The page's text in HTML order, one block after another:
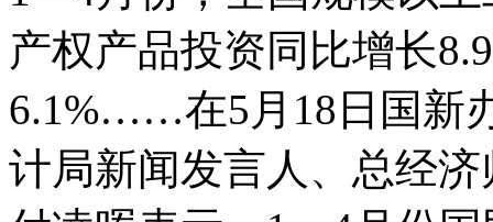
产权产品投资同比增长
6.1%……在5月18日国新
计局新闻发言人、总经